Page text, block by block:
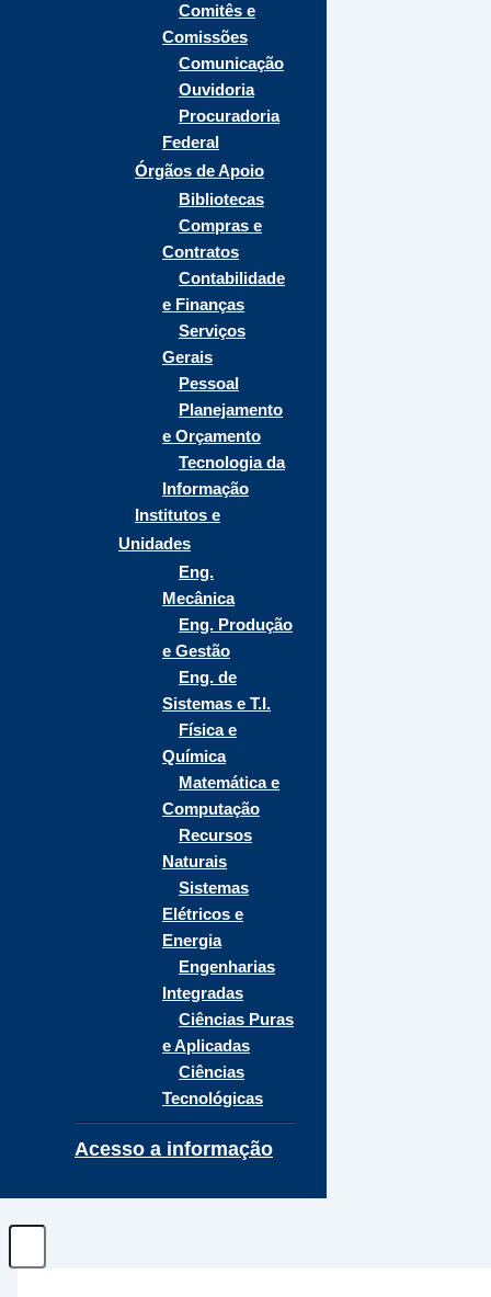
Comitês e
Comissões
Comunicação
Ouvidoria
Procuradoria
Federal
Órgãos de Apoio
Bibliotecas
Compras e
Contratos
Contabilidade
e Finanças
Serviços
Gerais
Pessoal
Planejamento
e Orçamento
Tecnologia da
Informação
Institutos e
Unidades
Eng.
Mecânica
Eng. Produção
e Gestão
Eng. de
Sistemas e T.I.
Física e
Química
Matemática e
Computação
Recursos
Naturais
Sistemas
Elétricos e
Energia
Engenharias
Integradas
Ciências Puras
e Aplicadas
Ciências
Tecnológicas
Acesso a informação